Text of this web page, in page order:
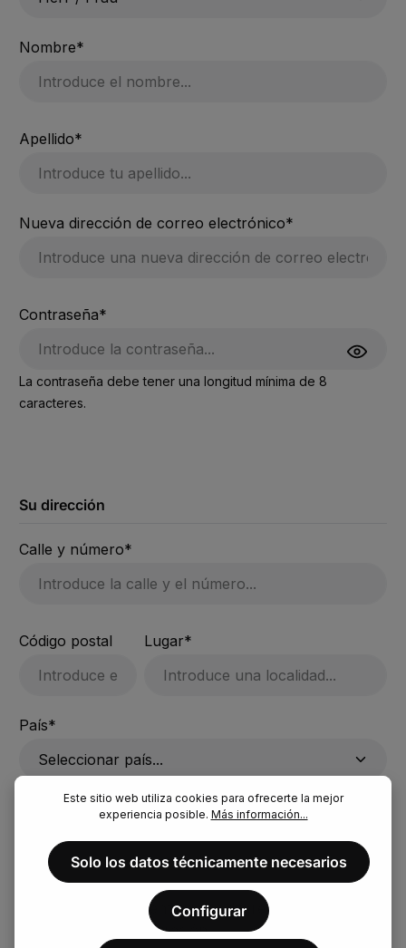
Nombre*
Apellido*
Nueva dirección de correo electrónico*
Contraseña*
La contraseña debe tener una longitud mínima de 8
caracteres.
Su dirección
Calle y número*
Código postal Lugar*
País*
Número de teléfono
La dirección de entrega es diferente de la
dirección de facturación.
Este sitio web utiliza cookies para ofrecerte la mejor
experiencia posible. Más información...
Solo los datos técnicamente necesarios
Configurar